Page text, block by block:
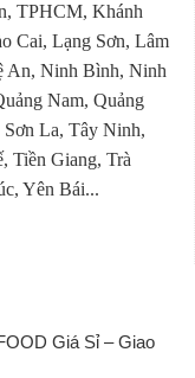
TPHCM, Khánh
Cai, Lạng Sơn, Lâm
An, Ninh Bình, Ninh
Nam, Quảng
La, Tây Ninh,
Tiền Giang, Trà
Yên Bái...
Giá Sỉ – Giao